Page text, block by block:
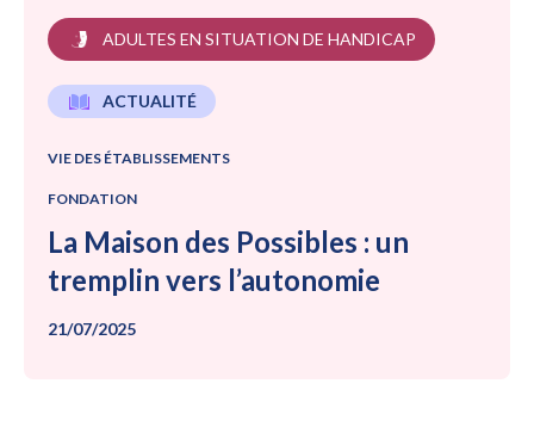
ADULTES EN SITUATION DE HANDICAP
ACTUALITÉ
VIE DES ÉTABLISSEMENTS
FONDATION
La Maison des Possibles : un
tremplin vers l’autonomie
21/07/2025